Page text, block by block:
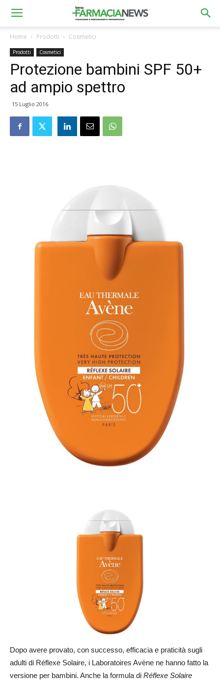
Home Prodotti Cosmetici
Prodotti Cosmetici
Protezione bambini SPF 50+
ad ampio spettro
15 Luglio 2016
Dopo avere provato, con successo, efficacia e praticità sugli
adulti di Réflexe Solaire, i Laboratoires Avène ne hanno fatto la
versione per bambini. Anche la formula di Réflexe Solaire